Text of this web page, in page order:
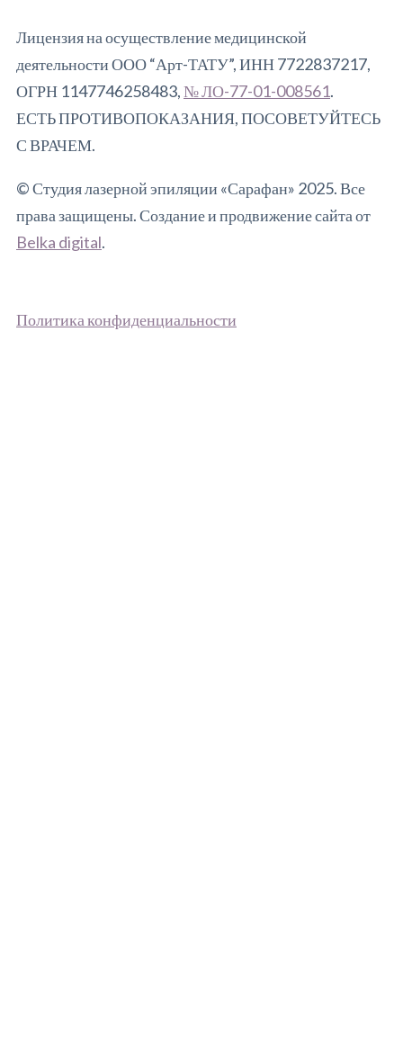
Лицензия на осуществление медицинской
деятельности ООО “Арт-ТАТУ”, ИНН 7722837217,
ОГРН 1147746258483,№ ЛО-77-01-008561.
ЕСТЬ ПРОТИВОПОКАЗАНИЯ, ПОСОВЕТУЙТЕСЬ
С ВРАЧЕМ.
© Студия лазерной эпиляции «Сарафан» 2025. Все
права защищены. Создание и продвижение сайта от
Belka digital.
Политика конфиденциальности